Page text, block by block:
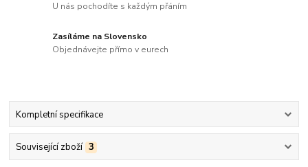
U nás pochodíte s každým přáním
Zasíláme na Slovensko
Objednávejte přímo v eurech
Kompletní specifikace
Související zboží 3